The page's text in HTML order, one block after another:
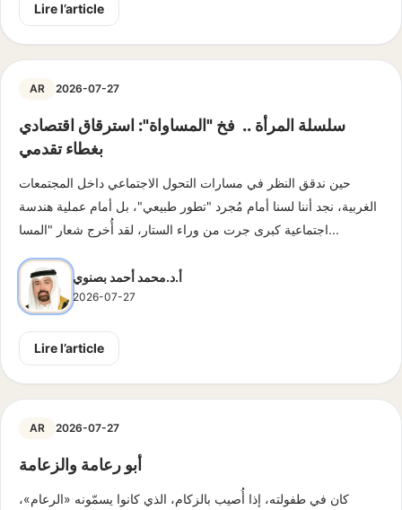
Lire l’article
AR 2026-07-27
سلسلة المرأة .. فخ "المساواة": استرقاق اقتصادي
بغطاء تقدمي
حين ندقق النظر في مسارات التحول الاجتماعي داخل المجتمعات
الغربية، نجد أننا لسنا أمام مُجرد "تطور طبيعي"، بل أمام عملية هندسة
اجتماعية كبرى جرت من وراء الستار، لقد أُخرج شعار "المسا...
أ.د.محمد أحمد بصنوي
2026-07-27
Lire l’article
AR 2026-07-27
أبو رعامة والزعامة
كان في طفولته، إذا أُصيب بالزكام، الذي كانوا يسمّونه «الرعام»،